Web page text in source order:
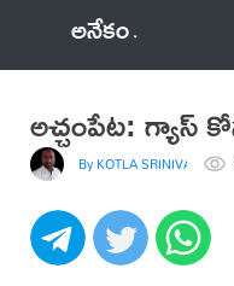
అనేకం
అచ్చంపేట: గ్యాస్
By KOTLA SRINIVASA